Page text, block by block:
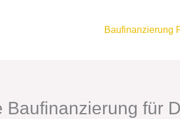
Baufinanzierung
Baufinanzierung für